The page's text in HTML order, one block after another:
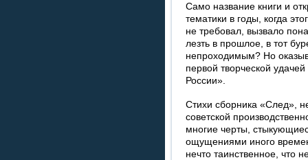
Само название книги и
тематики в годы, когда
не требовал, вызвало
лезть в прошлое, в тот
непроходимым? Но
первой творческой
России».
Стихи сборника «След»,
советской
многие черты,
ощущениями иного
нечто таинственное, что